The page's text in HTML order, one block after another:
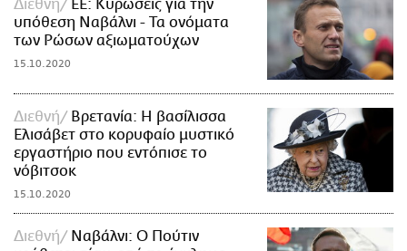
Διεθνή
ΕΕ: Κυρώσεις για την
υπόθεση Ναβάλνι - Τα ονόματα
των Ρώσων αξιωματούχων
15.10.2020
Διεθνή
Βρετανία: Η βασίλισσα
Ελισάβετ στο κορυφαίο μυστικό
εργαστήριο που εντόπισε το
νόβιτσοκ
15.10.2020
Διεθνή
Ναβάλνι: Ο Πούτιν